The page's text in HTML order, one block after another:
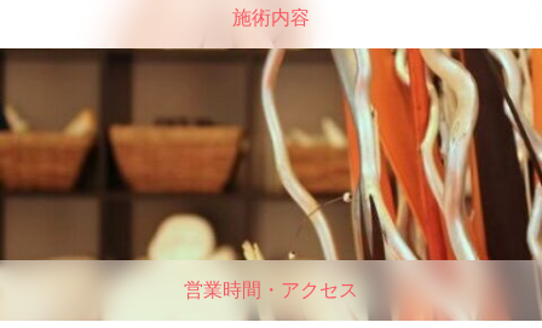
施術内容
営業時間・アクセス